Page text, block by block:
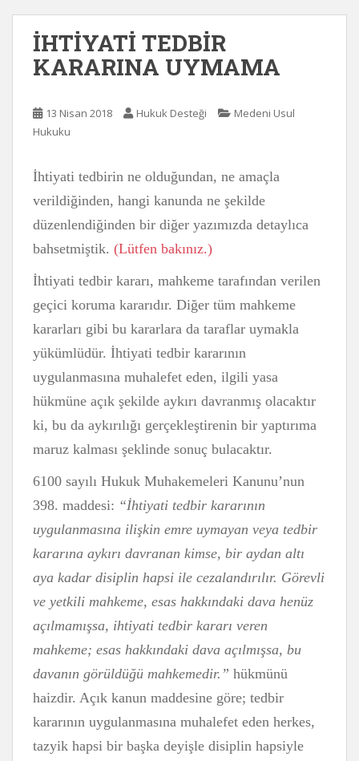
İHTİYATİ TEDBİR
KARARINA UYMAMA
13 Nisan 2018 Hukuk Desteği
Medeni Usul
Hukuku
İhtiyati tedbirin ne olduğundan, ne amaçla
verildiğinden, hangi kanunda ne şekilde
düzenlendiğinden bir diğer yazımızda detaylıca
bahsetmiştik. (Lütfen bakınız.)
İhtiyati tedbir kararı, mahkeme tarafından verilen
geçici koruma kararıdır. Diğer tüm mahkeme
kararları gibi bu kararlara da taraflar uymakla
yükümlüdür. İhtiyati tedbir kararının
uygulanmasına muhalefet eden, ilgili yasa
hükmüne açık şekilde aykırı davranmış olacaktır
ki, bu da aykırılığı gerçekleştirenin bir yaptırıma
maruz kalması şeklinde sonuç bulacaktır.
6100 sayılı Hukuk Muhakemeleri Kanunu’nun
398. maddesi: “İhtiyati tedbir kararının
uygulanmasına ilişkin emre uymayan veya tedbir
kararına aykırı davranan kimse, bir aydan altı
aya kadar disiplin hapsi ile cezalandırılır. Görevli
ve yetkili mahkeme, esas hakkındaki dava henüz
açılmamışsa, ihtiyati tedbir kararı veren
mahkeme; esas hakkındaki dava açılmışsa, bu
davanın görüldüğü mahkemedir.” hükmünü
haizdir. Açık kanun maddesine göre; tedbir
kararının uygulanmasına muhalefet eden herkes,
tazyik hapsi bir başka deyişle disiplin hapsiyle